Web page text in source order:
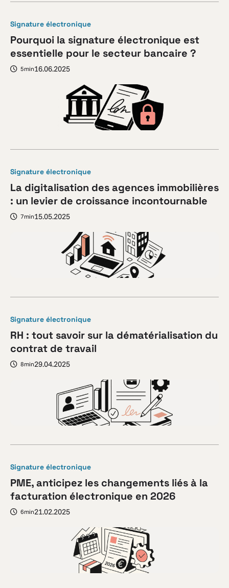
Signature électronique
Pourquoi la signature électronique est
essentielle pour le secteur bancaire ?
5min16.06.2025
Signature électronique
La digitalisation des agences immobilières
: un levier de croissance incontournable
7min15.05.2025
Signature électronique
RH : tout savoir sur la dématérialisation du
contrat de travail
8min29.04.2025
Signature électronique
PME, anticipez les changements liés à la
facturation électronique en 2026
6min21.02.2025